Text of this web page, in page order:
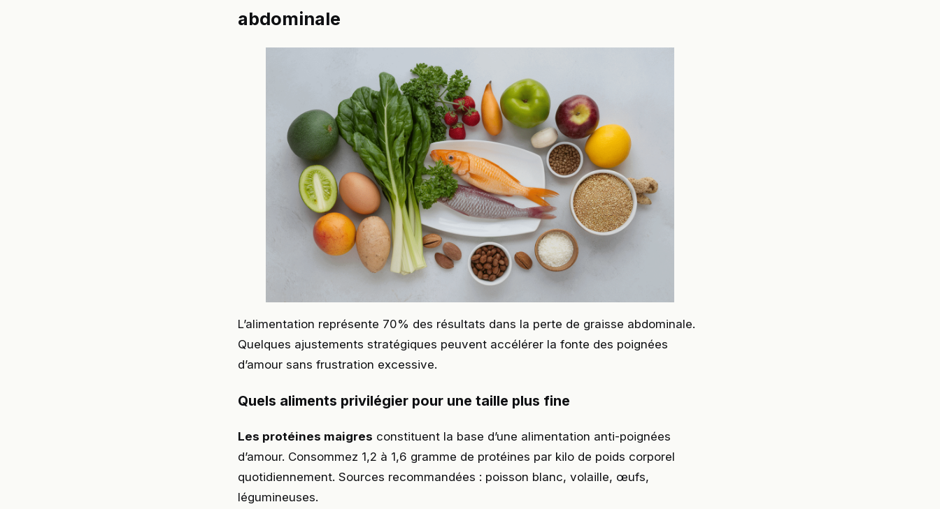
abdominale
L’alimentation représente 70% des résultats dans la perte de graisse abdominale.
Quelques ajustements stratégiques peuvent accélérer la fonte des poignées
d’amour sans frustration excessive.
Quels aliments privilégier pour une taille plus fine
Les protéines maigres constituent la base d’une alimentation anti-poignées
d’amour. Consommez 1,2 à 1,6 gramme de protéines par kilo de poids corporel
quotidiennement. Sources recommandées : poisson blanc, volaille, œufs,
légumineuses.